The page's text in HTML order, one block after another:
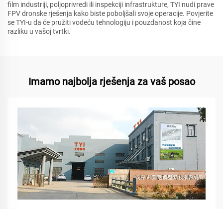
film industriji, poljoprivredi ili inspekciji infrastrukture, TYI nudi prave
FPV dronske rješenja kako biste poboljšali svoje operacije. Povjerite
se TYI-u da će pružiti vodeću tehnologiju i pouzdanost koja čine
razliku u vašoj tvrtki.
Imamo najbolja rješenja za vaš posao